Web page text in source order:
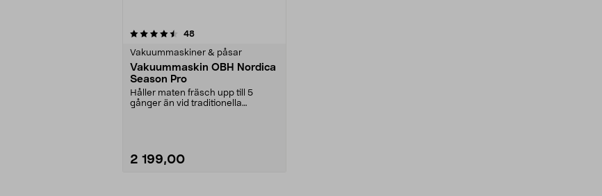
48recensioner
Vakuummaskiner & påsar
Vakuummaskin OBH Nordica
Season Pro
Håller maten fräsch upp till 5
gånger än vid traditionella
2 199,00